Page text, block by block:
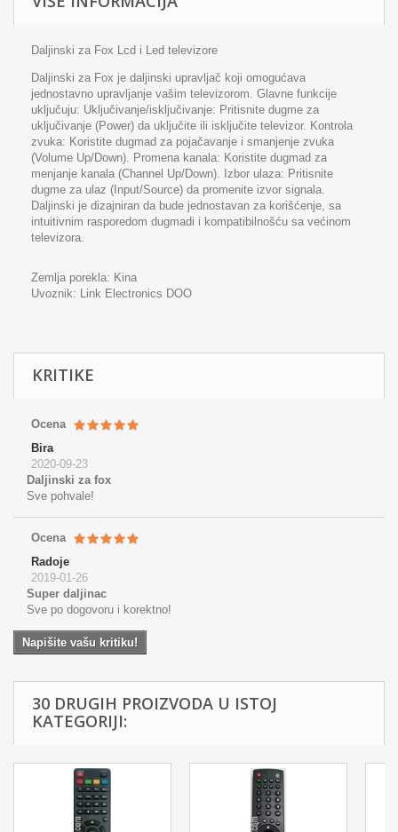
Daljinski za Fox Lcd i Led televizore
Daljinski za Fox je daljinski upravljač koji omogućava
jednostavno upravljanje vašim televizorom. Glavne funkcije
uključuju: Uključivanje/isključivanje: Pritisnite dugme za
uključivanje (Power) da uključite ili isključite televizor. Kontrola
zvuka: Koristite dugmad za pojačavanje i smanjenje zvuka
(Volume Up/Down). Promena kanala: Koristite dugmad za
menjanje kanala (Channel Up/Down). Izbor ulaza: Pritisnite
dugme za ulaz (Input/Source) da promenite izvor signala.
Daljinski je dizajniran da bude jednostavan za korišćenje, sa
intuitivnim rasporedom dugmadi i kompatibilnošću sa većinom
televizora.
Zemlja porekla: Kina
Uvoznik: Link Electronics DOO
KRITIKE
Ocena
Bira
2020-09-23
Daljinski za fox
Sve pohvale!
Ocena
Radoje
2019-01-26
Super daljinac
Sve po dogovoru i korektno!
Napišite vašu kritiku!
30 DRUGIH PROIZVODA U ISTOJ
KATEGORIJI: